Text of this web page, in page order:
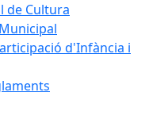
de Cultura
d'Infància i